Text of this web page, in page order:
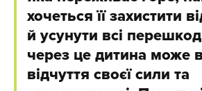
хочеться її захистити
й усунути всі
через це дитина може
відчуття своєї сили та